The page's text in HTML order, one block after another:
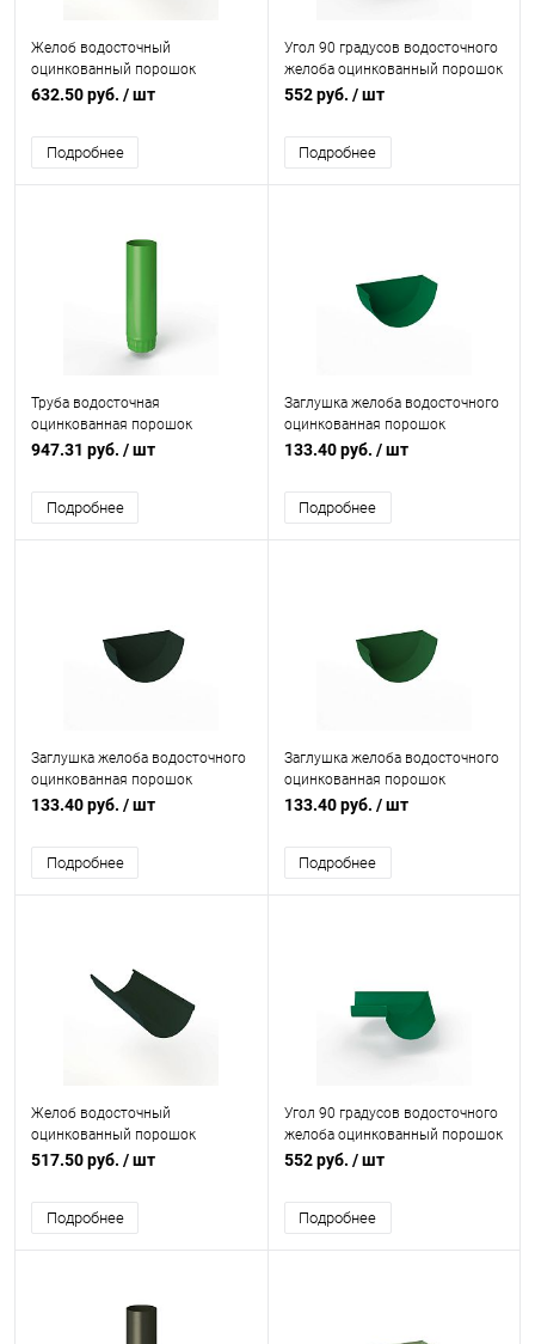
Желоб водосточный
оцинкованный порошок
ф150х2000мм RAL 6032
632.50 руб. / шт
Подробнее
Угол 90 градусов водосточного
желоба оцинкованный порошок
ф150х400х400мм RAL 6009
552 руб. / шт
Подробнее
Труба водосточная
оцинкованная порошок
ф190х1250мм RAL 6018
947.31 руб. / шт
Подробнее
Заглушка желоба водосточного
оцинкованная порошок
ф120мм RAL 6029
133.40 руб. / шт
Подробнее
Заглушка желоба водосточного
оцинкованная порошок
ф120мм RAL 6009
133.40 руб. / шт
Подробнее
Заглушка желоба водосточного
оцинкованная порошок
ф120мм RAL 6002
133.40 руб. / шт
Подробнее
Желоб водосточный
оцинкованный порошок
ф120х2000мм RAL 6009
517.50 руб. / шт
Подробнее
Угол 90 градусов водосточного
желоба оцинкованный порошок
ф150х400х400мм RAL 6029
552 руб. / шт
Подробнее